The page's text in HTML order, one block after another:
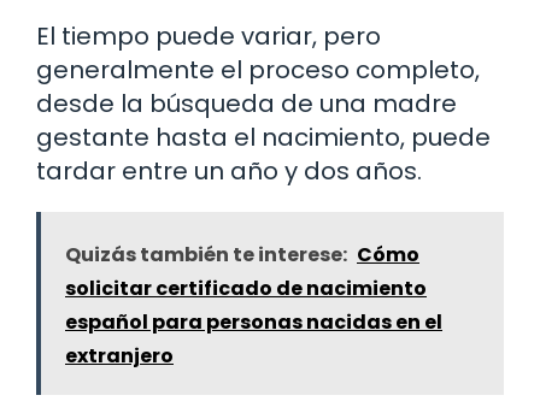
El tiempo puede variar, pero
generalmente el proceso completo,
desde la búsqueda de una madre
gestante hasta el nacimiento, puede
tardar entre un año y dos años.
Quizás también te interese: Cómo
solicitar certificado de nacimiento
español para personas nacidas en el
extranjero